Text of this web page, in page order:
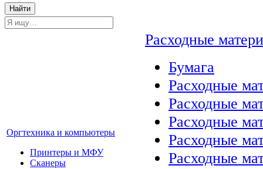
Найти
Оргтехника и компьютеры
Принтеры и МФУ
Сканеры
Расходные
Бумага
Расходные
Расходные
Расходные
Расходные
Расходные